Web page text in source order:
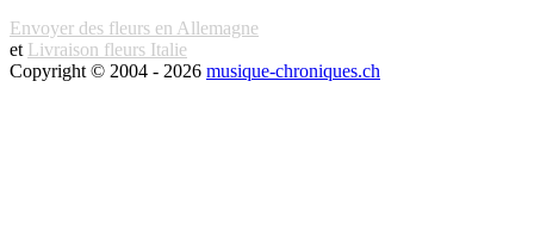
Envoyer des fleurs en Allemagne
et Livraison fleurs Italie
Copyright © 2004 - 2026 musique-chroniques.ch